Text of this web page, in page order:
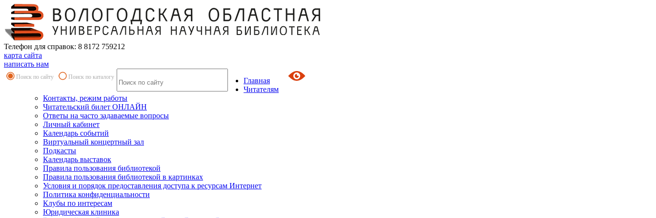
Телефон для справок: 8 8172 759212
карта сайта
написать нам
Поиск по сайту Поиск по каталогу
Главная
Читателям
Контакты, режим работы
Читательский билет ОНЛАЙН
Ответы на часто задаваемые вопросы
Личный кабинет
Календарь событий
Виртуальный концертный зал
Подкасты
Календарь выставок
Правила пользования библиотекой
Правила пользования библиотекой в картинках
Условия и порядок предоставления доступа к ресурсам Интернет
Политика конфиденциальности
Клубы по интересам
Юридическая клиника